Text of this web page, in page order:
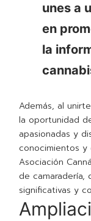
unes a
en
la
Además, al
la oportunidad
apasionadas y
conocimientos y
Asociación
de camaradería,
significativas y